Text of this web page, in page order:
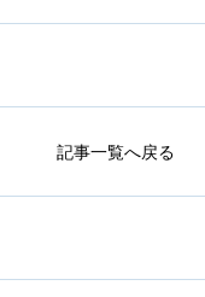
記事一覧へ戻る